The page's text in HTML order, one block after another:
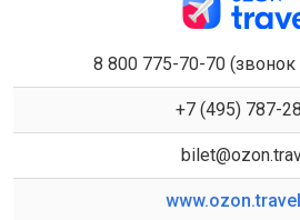
8 800 775-70-70
+7 (495) 787-
www.ozon.travel